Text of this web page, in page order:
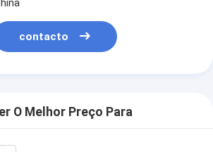
contacto
O Melhor Preço Para